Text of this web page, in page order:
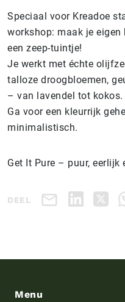
Speciaal voor Kreadoe
workshop: maak je
een zeep-tuintje!
Je werkt met échte
talloze droogbloemen,
– van lavendel tot kokos.
Ga voor een kleurrijk
minimalistisch.
Get It Pure – puur, eerlijk
DEEL
Menu